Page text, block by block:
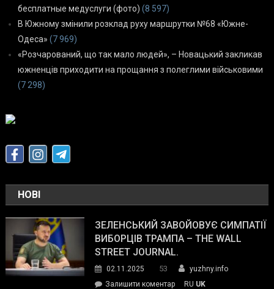
бесплатные медуслуги (фото) (8 597)
В Южному змінили розклад руху маршрутки №68 «Южне-
Одеса» (7 969)
«Розчарований, що так мало людей», – Новацький закликав
южненців приходити на прощання з полеглими військовими
(7 298)
НОВІ
ЗЕЛЕНСЬКИЙ ЗАВОЙОВУЄ СИМПАТІЇ
ВИБОРЦІВ ТРАМПА – THE WALL
STREET JOURNAL.
02.11.2025 53
yuzhny.info
Залишити коментарon
RU UK